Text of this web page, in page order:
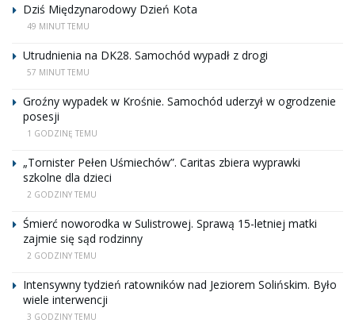
Dziś Międzynarodowy Dzień Kota
49 MINUT TEMU
Utrudnienia na DK28. Samochód wypadł z drogi
57 MINUT TEMU
Groźny wypadek w Krośnie. Samochód uderzył w ogrodzenie
posesji
1 GODZINĘ TEMU
„Tornister Pełen Uśmiechów”. Caritas zbiera wyprawki
szkolne dla dzieci
2 GODZINY TEMU
Śmierć noworodka w Sulistrowej. Sprawą 15-letniej matki
zajmie się sąd rodzinny
2 GODZINY TEMU
Intensywny tydzień ratowników nad Jeziorem Solińskim. Było
wiele interwencji
3 GODZINY TEMU